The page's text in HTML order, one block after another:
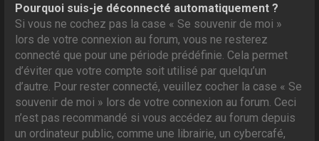
Pourquoi suis-je déconnecté automatiquement ?
Si vous ne cochez pas la case « Se souvenir de moi »
lors de votre connexion au forum, vous ne resterez
connecté que pour une période prédéfinie. Cela permet
d’éviter que votre compte soit utilisé par quelqu’un
d’autre. Pour rester connecté, veuillez cocher la case « Se
souvenir de moi » lors de votre connexion au forum. Ceci
n’est pas recommandé si vous accédez au forum depuis
un ordinateur public, comme une librairie, un cybercafé,